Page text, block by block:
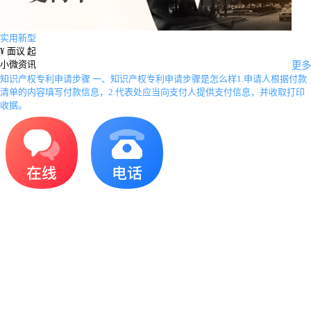
实用新型
¥ 面议 起
小微资讯
更多
知识产权专利申请步骤 一、知识产权专利申请步骤是怎么样1.申请人根据付款
清单的内容填写付款信息，2.代表处应当向支付人提供支付信息，并收取打印
收据。